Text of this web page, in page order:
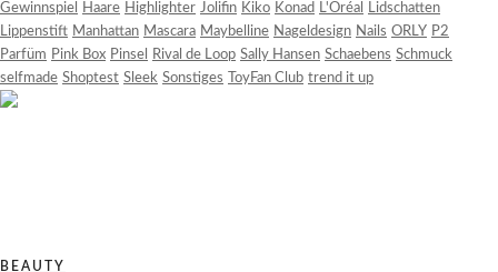
Gewinnspiel
Haare Highlighter Jolifin Kiko Konad L'Oréal
Lidschatten
Lippenstift Manhattan Mascara Maybelline Nageldesign Nails ORLY P2
Parfüm Pink Box Pinsel Rival de Loop Sally Hansen Schaebens Schmuck
selfmade Shoptest Sleek Sonstiges ToyFan Club trend it up
BEAUTY